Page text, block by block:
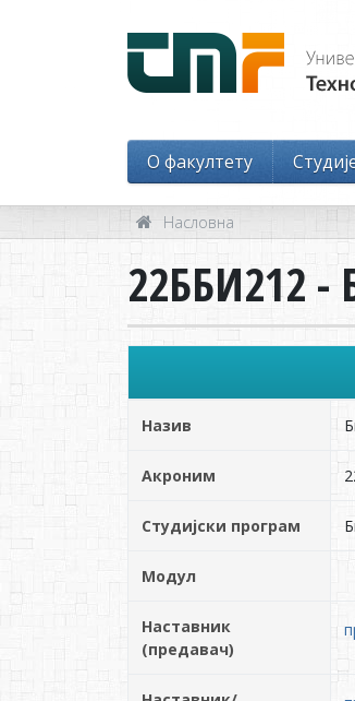
O факултету
Насловна
22ББИ212 -
Назив
Акроним
Студијски програм
Модул
Наставник
(предавач)